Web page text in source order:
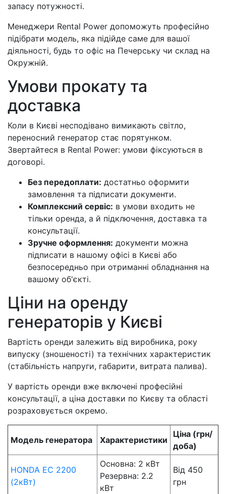
запасу потужності.
Менеджери Rental Power допоможуть професійно
підібрати модель, яка підійде саме для вашої
діяльності, будь то офіс на Печерську чи склад на
Окружній.
Умови прокату та
доставка
Коли в Києві несподівано вимикають світло,
переносний генератор стає порятунком.
Звертайтеся в Rental Power: умови фіксуються в
договорі.
Без передоплати: достатньо оформити
замовлення та підписати документи.
Комплексний сервіс: в умови входить не
тільки оренда, а й підключення, доставка та
консультації.
Зручне оформлення: документи можна
підписати в нашому офісі в Києві або
безпосередньо при отриманні обладнання на
вашому об'єкті.
Ціни на оренду
генераторів у Києві
Вартість оренди залежить від виробника, року
випуску (зношеності) та технічних характеристик
(стабільність напруги, габарити, витрата палива).
У вартість оренди вже включені професійні
консультації, а ціна доставки по Києву та області
розраховується окремо.
Модель генератора Характеристики
Ціна (грн/
доба)
HONDA EC 2200
(2кВт)
Основна: 2 кВт
Резервна: 2.2
кВт
Від 450
грн